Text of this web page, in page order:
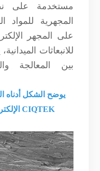
مستخدمة على
المجهرية للمواد
للانبعاثات
بين المعالجة
يوضح الشكل
الإلكتروليتية التي تم التقاطها بواسطةCIQTEK